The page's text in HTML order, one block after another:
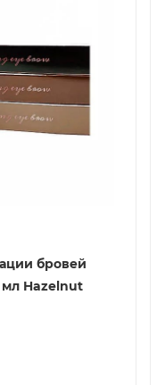
бровей
мл Hazelnut